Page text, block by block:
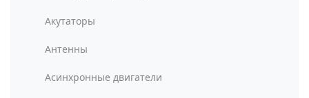
Акутаторы
Антенны
Асинхронные двигатели